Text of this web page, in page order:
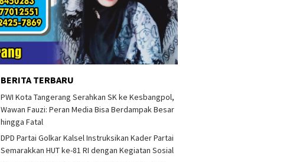
BERITA TERBARU
PWI Kota Tangerang Serahkan SK ke Kesbangpol,
Wawan Fauzi: Peran Media Bisa Berdampak Besar
hingga Fatal
DPD Partai Golkar Kalsel Instruksikan Kader Partai
Semarakkan HUT ke-81 RI dengan Kegiatan Sosial